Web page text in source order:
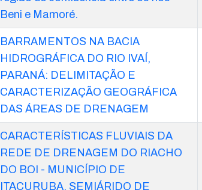
Beni e Mamoré.
BARRAMENTOS NA BACIA
HIDROGRÁFICA DO RIO IVAÍ,
PARANÁ: DELIMITAÇÃO E
CARACTERIZAÇÃO GEOGRÁFICA
DAS ÁREAS DE DRENAGEM
CARACTERÍSTICAS FLUVIAIS DA
REDE DE DRENAGEM DO RIACHO
DO BOI - MUNICÍPIO DE
ITACURUBA, SEMIÁRIDO DE